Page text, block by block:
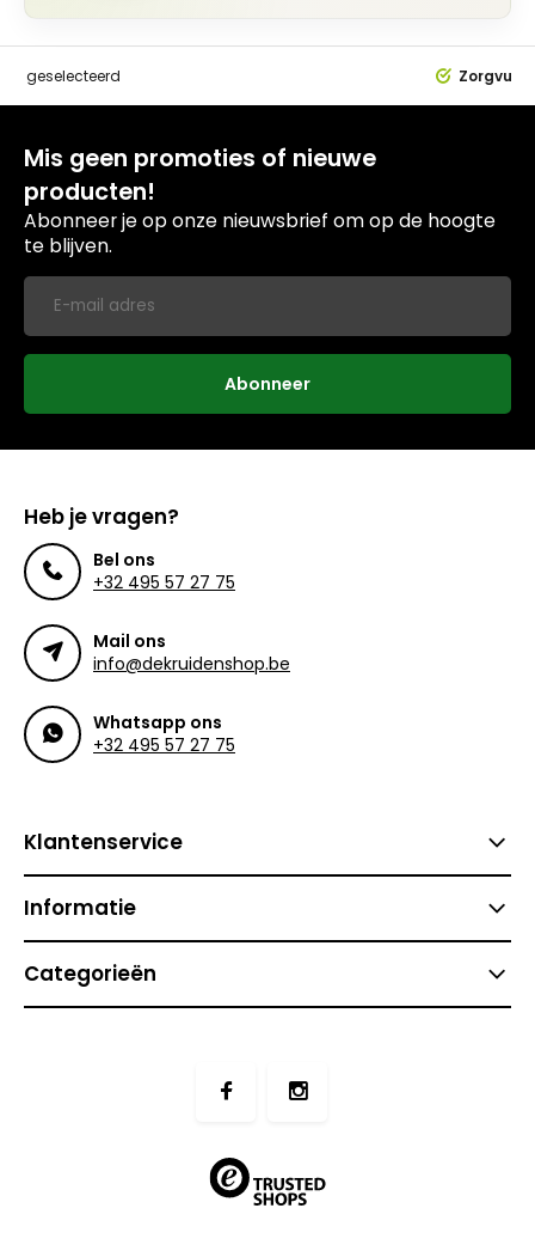
geselecteerd
Mis geen promoties of nieuwe
producten!
Abonneer je op onze nieuwsbrief om op de hoogte
te blijven.
Abonneer
Heb je vragen?
Bel ons
+32 495 57 27 75
Mail ons
info@dekruidenshop.be
Whatsapp ons
+32 495 57 27 75
Klantenservice
Informatie
Categorieën